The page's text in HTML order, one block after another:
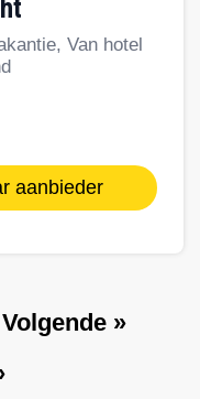
Van hotel
aanbieder
V
l
Volgende »